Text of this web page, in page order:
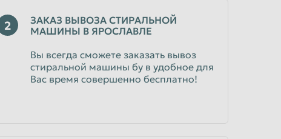
2
ЗАКАЗ ВЫВОЗА СТИРАЛЬНОЙ
МАШИНЫ В ЯРОСЛАВЛЕ
Вы всегда сможете заказать вывоз
стиральной машины бу в удобное для
Вас время совершенно бесплатно!